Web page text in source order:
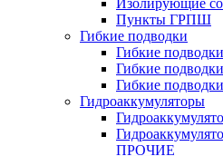
Изолирующие
Пункты ГРПШ
Гибкие подводки
Гибкие
Гибкие подводки
Гибкие
Гидроаккумуляторы
ПРОЧИЕ